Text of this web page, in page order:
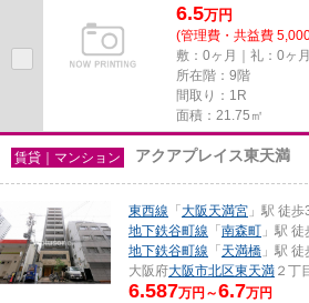
6.5万円
(管理費・共益費
敷：0ヶ月｜礼：0ヶ月
所在階：9階
間取り：1R
面積：21.75㎡
賃貸｜マンション アクアプレイス東天満
東西線 「 大阪天満宮 」駅 徒歩
地下鉄谷町線 「 南森町 」駅
地下鉄谷町線 「 天満橋 」駅
大阪府大阪市北区東天満 ２丁
6.587万円～6.7万円